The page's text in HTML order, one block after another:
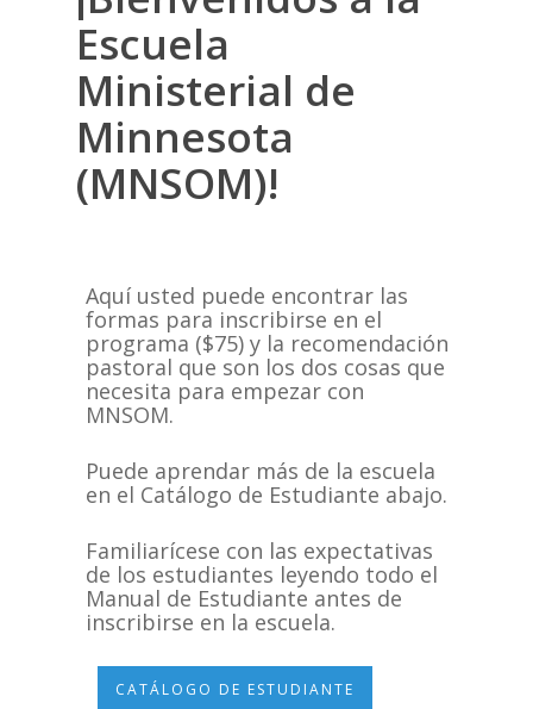
Escuela
Ministerial de
Minnesota
(MNSOM)!
Aquí usted puede encontrar las
formas para inscribirse en el
programa ($75) y la recomendación
pastoral que son los dos cosas que
necesita para empezar con
MNSOM.
Puede aprendar más de la escuela
en el Catálogo de Estudiante abajo.
Familiarícese con las expectativas
de los estudiantes leyendo todo el
Manual de Estudiante antes de
inscribirse en la escuela.
CATÁLOGO DE ESTUDIANTE